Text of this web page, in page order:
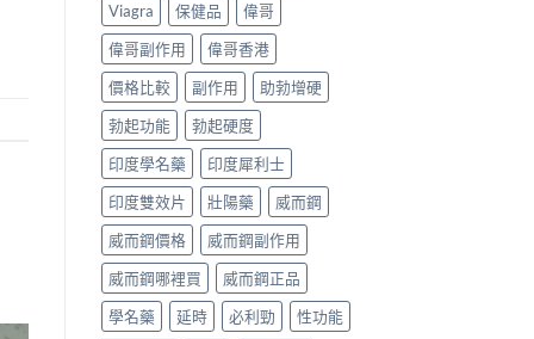
Viagra
保健品
偉哥
偉哥副作用
偉哥香港
價格比較
副作用
助勃增硬
勃起功能
勃起硬度
印度學名藥
印度犀利士
印度雙效片
壯陽藥
威而鋼
威而鋼價格
威而鋼副作用
威而鋼哪裡買
威而鋼正品
學名藥
延時 必利勁
性功能